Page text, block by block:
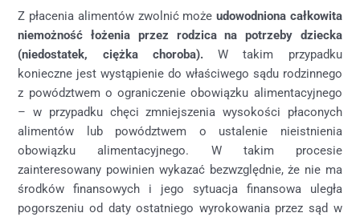
Z płacenia alimentów zwolnić może udowodniona całkowita
niemożność łożenia przez rodzica na potrzeby dziecka
(niedostatek, ciężka choroba).W takim przypadku
konieczne jest wystąpienie do właściwego sądu rodzinnego
z powództwem o ograniczenie obowiązku alimentacyjnego
– w przypadku chęci zmniejszenia wysokości płaconych
alimentów lub powództwem o ustalenie nieistnienia
obowiązku alimentacyjnego. W takim procesie
zainteresowany powinien wykazać bezwzględnie, że nie ma
środków finansowych i jego sytuacja finansowa uległa
pogorszeniu od daty ostatniego wyrokowania przez sąd w